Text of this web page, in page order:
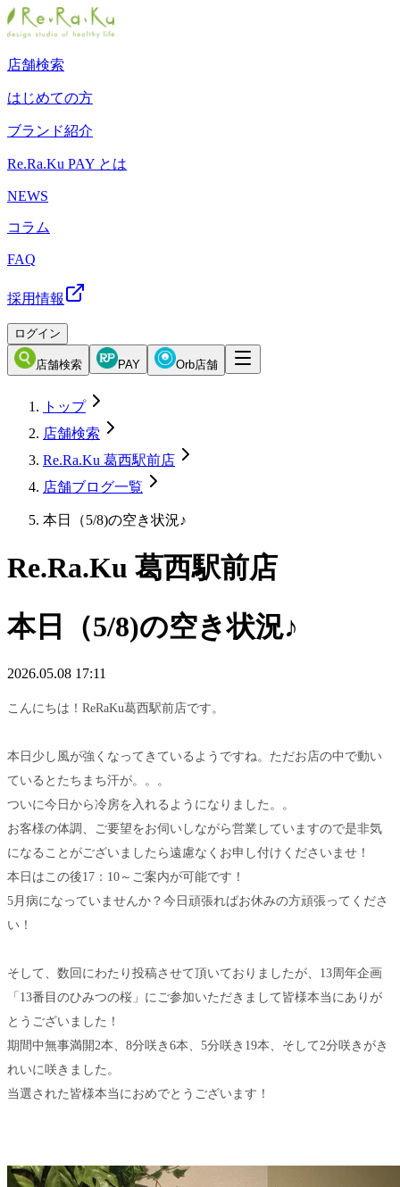
店舗検索
はじめての方
ブランド紹介
Re.Ra.Ku PAY とは
NEWS
コラム
FAQ
採用情報
ログイン
店舗検索 PAY Orb店舗
トップ
店舗検索
Re.Ra.Ku 葛西駅前店
店舗ブログ一覧
本日（5/8)の空き状況♪
Re.Ra.Ku 葛西駅前店
本日（5/8)の空き状況♪
2026.05.08 17:11
こんにちは！ReRaKu葛西駅前店です。
本日少し風が強くなってきているようですね。ただお店の中で動い
ているとたちまち汗が。。。
ついに今日から冷房を入れるようになりました。。
お客様の体調、ご要望をお伺いしながら営業していますので是非気
になることがございましたら遠慮なくお申し付けくださいませ！
本日はこの後17：10～ご案内が可能です！
5月病になっていませんか？今日頑張ればお休みの方頑張ってくださ
い！
そして、数回にわたり投稿させて頂いておりましたが、13周年企画
「13番目のひみつの桜」にご参加いただきまして皆様本当にありが
とうございました！
期間中無事満開2本、8分咲き6本、5分咲き19本、そして2分咲きがき
れいに咲きました。
当選された皆様本当におめでとうございます！